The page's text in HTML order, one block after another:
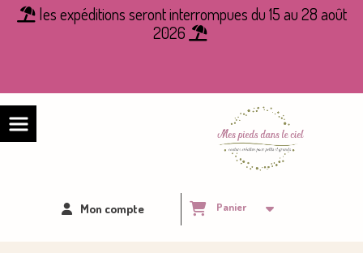
les expéditions seront interrompues du 15 au 28 août
2026 
Mon compte Panier
Panneau de gestion des cookies